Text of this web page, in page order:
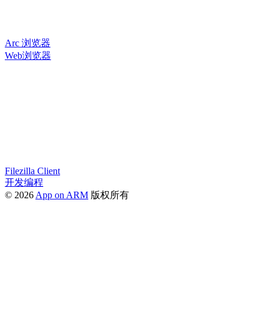
Arc 浏览器
Web浏览器
Filezilla Client
开发编程
© 2026 App on ARM 版权所有